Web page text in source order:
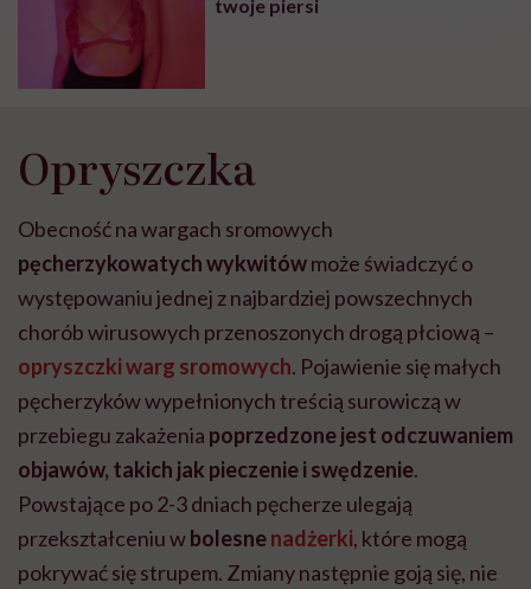
twoje piersi
Opryszczka
Obecność na wargach sromowych
pęcherzykowatych wykwitówmoże świadczyć o
występowaniu jednej z najbardziej powszechnych
chorób wirusowych przenoszonych drogą płciową –
opryszczki warg sromowych. Pojawienie się małych
pęcherzyków wypełnionych treścią surowiczą w
przebiegu zakażenia poprzedzone jest odczuwaniem
objawów, takich jak pieczenie i swędzenie.
Powstające po 2-3 dniach pęcherze ulegają
przekształceniu wbolesnenadżerki, które mogą
pokrywać się strupem. Zmiany następnie goją się, nie